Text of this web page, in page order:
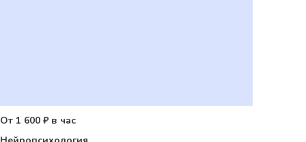
От 1 600 ₽ в час